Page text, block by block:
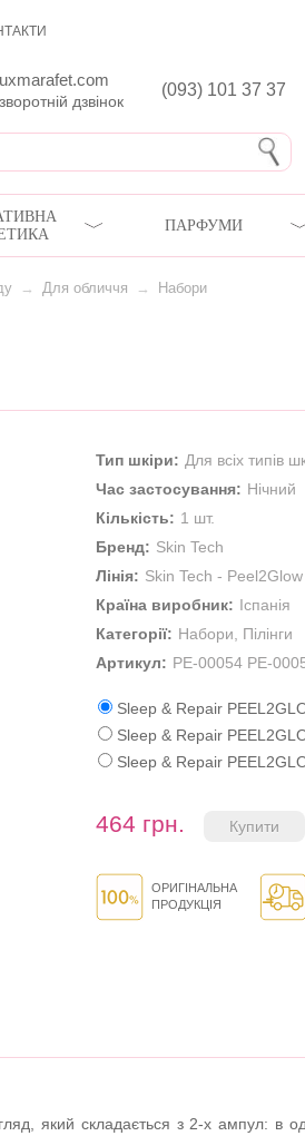
(093) 101 37 37
дзвінок
ПАРФУМИ
→ Для обличчя → Набори
Тип шкіри: Для всіх типів
Час застосування: Нічний
Кількість: 1 шт.
Бренд: Skin Tech
Лінія: Skin Tech - Peel2Glow
Країна виробник: Іспанія
Категорії: Набори
Пілінги
Артикул: PE-00054 PE-
Sleep & Repair
Sleep & Repair
Sleep & Repair
464 грн.
ОРИГІНАЛЬНА
ПРОДУКЦІЯ
який складається з 2-х ампул: в